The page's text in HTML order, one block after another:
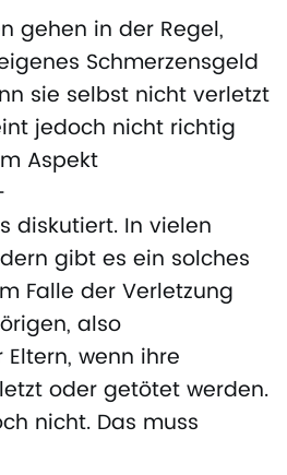
gehen in der Regel,
Schmerzensgeld
sie selbst nicht verletzt
jedoch nicht richtig
Aspekt
diskutiert. In vielen
gibt es ein solches
Falle der Verletzung
also
wenn ihre
oder getötet werden.
nicht. Das muss